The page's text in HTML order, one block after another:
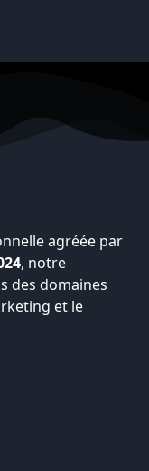
agréée par
, notre
des domaines
et le